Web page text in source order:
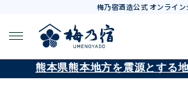
梅乃宿酒造公式 オンライ
熊本県熊本地方を震源とする